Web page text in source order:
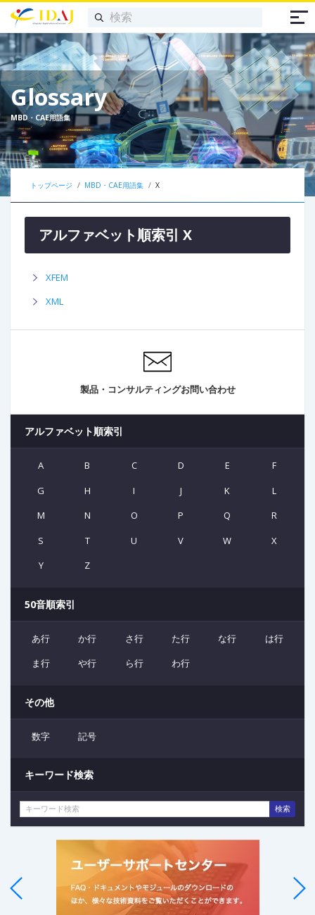
Glossary
MBD・CAE用語集
トップページ MBD・CAE用語集 X
アルファベット順索引 X
XFEM
XML
製品・コンサルティングお問い合わせ
アルファベット順索引
A B C D E
F
G
H I J K
L
M
N O P Q
R
S
T U V W
X
Y
Z
50音順索引
あ行 か行 さ行 た行 な行
は行
ま行
や行 ら行 わ行
その他
数字 記号
キーワード検索
検索